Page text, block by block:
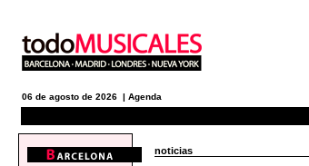
06 de agosto de 2026 | Agenda
noticias